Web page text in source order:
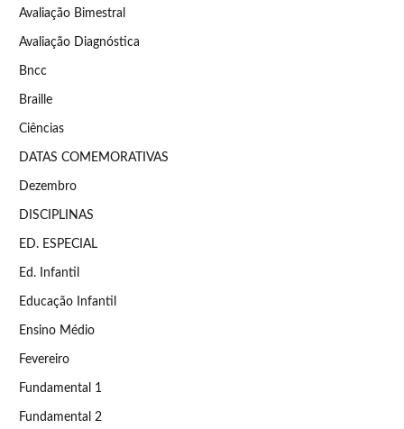
Avaliação Bimestral
Avaliação Diagnóstica
Bncc
Braille
Ciências
DATAS COMEMORATIVAS
Dezembro
DISCIPLINAS
ED. ESPECIAL
Ed. Infantil
Educação Infantil
Ensino Médio
Fevereiro
Fundamental 1
Fundamental 2